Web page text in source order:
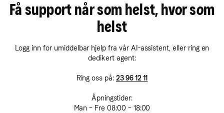
Få support når som helst, hvor som
helst
Logg inn for umiddelbar hjelp fra vår AI-assistent, eller ring en
dedikert agent:
Ring oss på: 23 96 12 11
Åpningstider:
Man – Fre 08:00 – 18:00